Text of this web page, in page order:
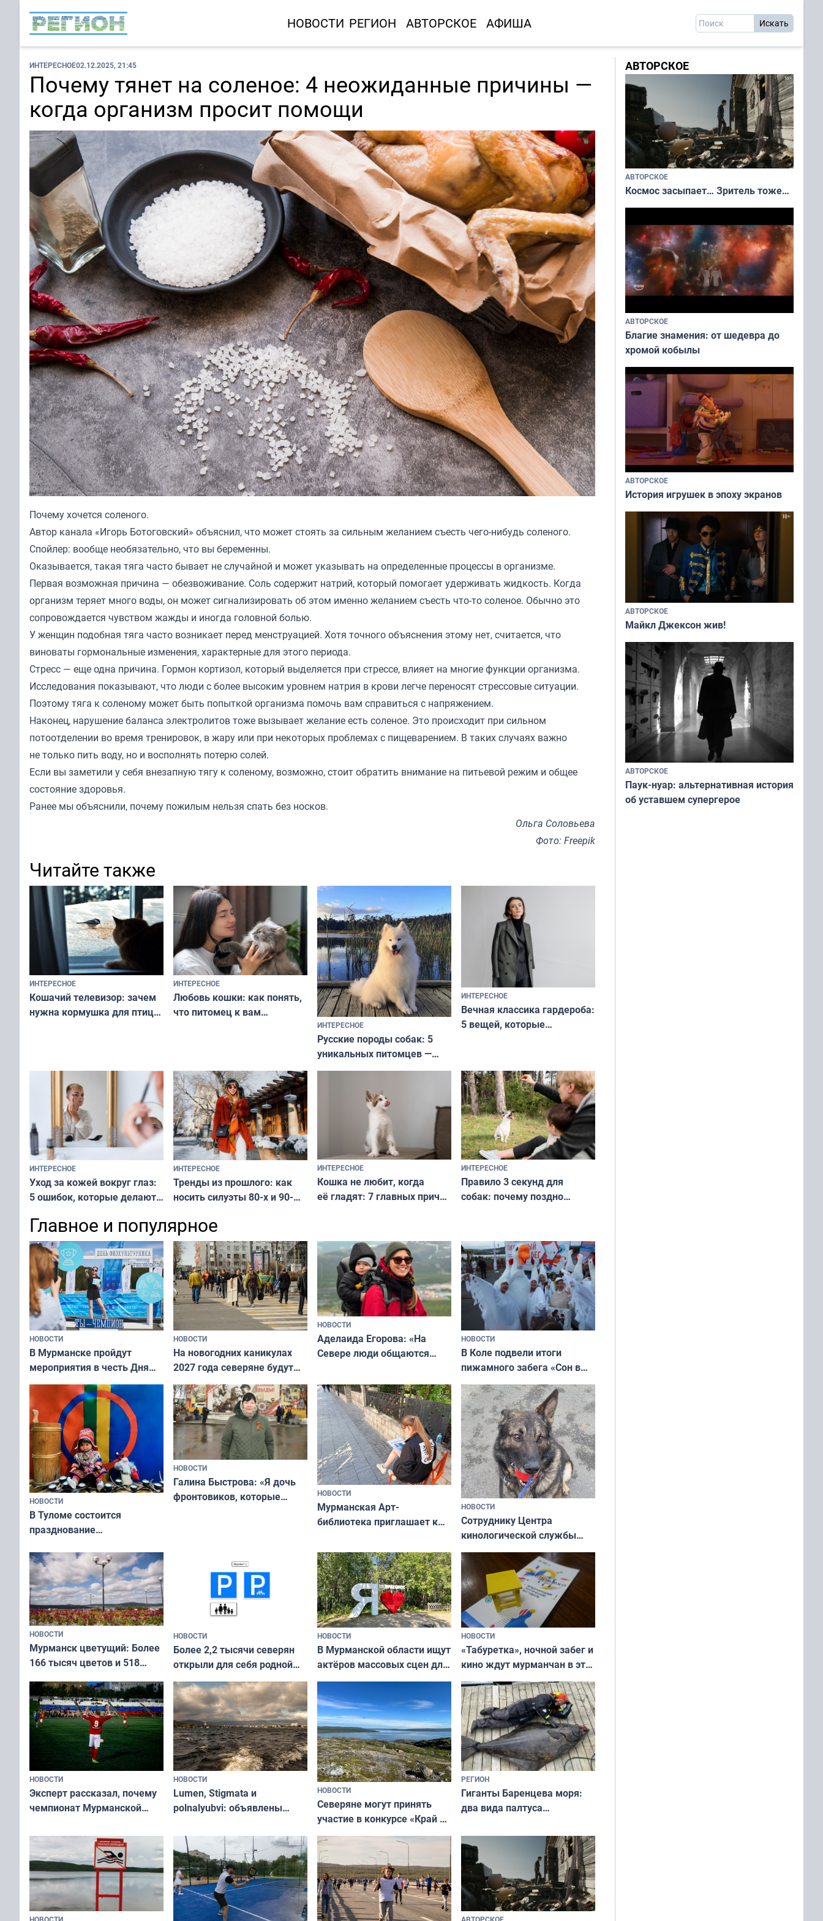
НОВОСТИ РЕГИОН АВТОРСКОЕ АФИША
ИНТЕРЕСНОЕ02.12.2025, 21:45
Почему тянет на соленое: 4 неожиданные причины —
когда организм просит помощи
Почему хочется соленого.
Автор канала «Игорь Ботоговский» объяснил, что может стоять за сильным желанием съесть чего-нибудь соленого.
Спойлер: вообще необязательно, что вы беременны.
Оказывается, такая тяга часто бывает не случайной и может указывать на определенные процессы в организме.
Первая возможная причина — обезвоживание. Соль содержит натрий, который помогает удерживать жидкость. Когда
организм теряет много воды, он может сигнализировать об этом именно желанием съесть что-то соленое. Обычно это
сопровождается чувством жажды и иногда головной болью.
У женщин подобная тяга часто возникает перед менструацией. Хотя точного объяснения этому нет, считается, что
виноваты гормональные изменения, характерные для этого периода.
Стресс — еще одна причина. Гормон кортизол, который выделяется при стрессе, влияет на многие функции организма.
Исследования показывают, что люди с более высоким уровнем натрия в крови легче переносят стрессовые ситуации.
Поэтому тяга к соленому может быть попыткой организма помочь вам справиться с напряжением.
Наконец, нарушение баланса электролитов тоже вызывает желание есть соленое. Это происходит при сильном
потоотделении во время тренировок, в жару или при некоторых проблемах с пищеварением. В таких случаях важно
не только пить воду, но и восполнять потерю солей.
Если вы заметили у себя внезапную тягу к соленому, возможно, стоит обратить внимание на питьевой режим и общее
состояние здоровья.
Ранее мы объяснили, почему пожилым нельзя спать без носков.
Ольга Соловьева
Фото: Freepik
Читайте также
ИНТЕРЕСНОЕ
Кошачий телевизор: зачем
нужна кормушка для птиц
ИНТЕРЕСНОЕ
Любовь кошки: как понять,
что питомец к вам
ИНТЕРЕСНОЕ
Русские породы собак: 5
уникальных питомцев —
национальные сокровища
и характером
ИНТЕРЕСНОЕ
Вечная классика гардероба:
5 вещей, которые
и актуально в любой сезон
ИНТЕРЕСНОЕ
Уход за кожей вокруг глаз:
5 ошибок, которые делают
и вернуть свежий взгляд
без дорогих средств
ИНТЕРЕСНОЕ
Тренды из прошлого: как
носить силуэты 80-х и 90-
современно и стильно без
переплат
ИНТЕРЕСНОЕ
Кошка не любит, когда
её гладят: 7 главных причин
независимому питомцу
ИНТЕРЕСНОЕ
Правило 3 секунд для
собак: почему поздно
питомцу всё сразу и без
криков
Главное и популярное
НОВОСТИ
В Мурманске пройдут
мероприятия в честь Дня
физкультурника
НОВОСТИ
На новогодних каникулах
2027 года северяне будут
отдыхать 11 дней
НОВОСТИ
Аделаида Егорова: «На
Севере люди общаются
а потому что
ты им интересен»
НОВОСТИ
В Коле подвели итоги
пижамного забега «Сон в
Олимпийскую ночь»
НОВОСТИ
В Туломе состоится
празднование
коренных народов мира
НОВОСТИ
Галина Быстрова: «Я дочь
фронтовиков, которые
НОВОСТИ
Мурманская Арт-
библиотека приглашает к
и фотографов
НОВОСТИ
Сотруднику Центра
кинологической службы
ищут новый дом
НОВОСТИ
Мурманск цветущий: Более
166 тысяч цветов и 518
НОВОСТИ
Более 2,2 тысячи северян
открыли для себя родной
край в рамках проекта
«Туризм для своих»
НОВОСТИ
В Мурманской области ищут
актёров массовых сцен для
съёмок в
короткометражном фильме
НОВОСТИ
«Табуретка», ночной забег и
кино ждут мурманчан в эти
выходные
НОВОСТИ
Эксперт рассказал, почему
чемпионат Мурманской
незамеченным
НОВОСТИ
Lumen, Stigmata и
polnalyubvi: объявлены
«Имандра» в 2026 года
НОВОСТИ
Северяне могут принять
участие в конкурсе «Край у
северной границы: фотогид
по Печенгскому округу»
РЕГИОН
Гиганты Баренцева моря:
два вида палтуса
АВТОРСКОЕ
АВТОРСКОЕ
Космос засыпает… Зритель тоже…
АВТОРСКОЕ
Благие знамения: от шедевра до
хромой кобылы
АВТОРСКОЕ
История игрушек в эпоху экранов
АВТОРСКОЕ
Майкл Джексон жив!
АВТОРСКОЕ
Паук-нуар: альтернативная история
об уставшем супергерое